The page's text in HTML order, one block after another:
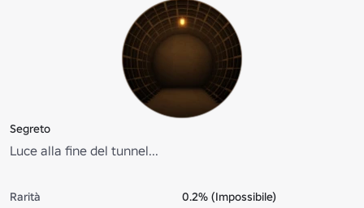
Segreto
Luce alla fine del tunnel...
Rarità
0.2% (Impossibile)